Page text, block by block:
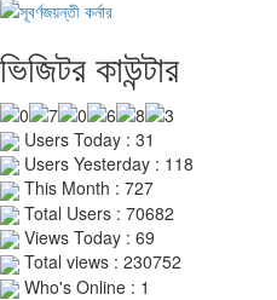
ভিজিটর কাউন্টার
Users Today : 31
Users Yesterday : 118
This Month : 727
Total Users : 70682
Views Today : 69
Total views : 230752
Who's Online : 1